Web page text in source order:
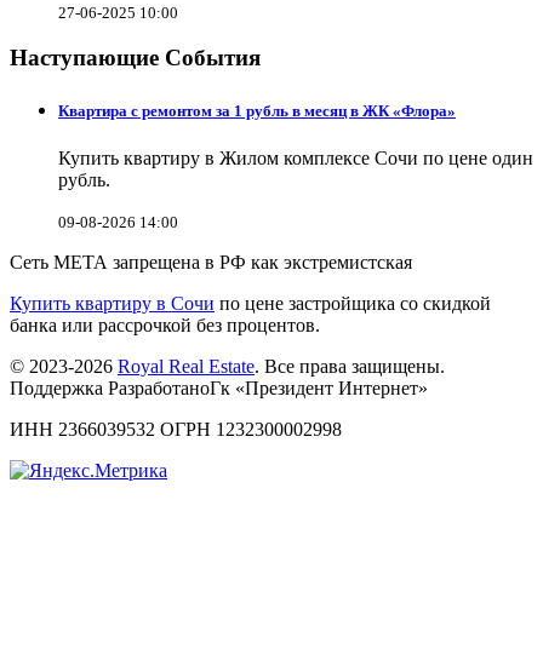
27-06-2025 10:00
Наступающие События
Квартира с ремонтом за 1 рубль в месяц в ЖК «Флора»
Купить квартиру в Жилом комплексе Сочи по цене один
рубль.
09-08-2026 14:00
Сеть МЕТА запрещена в РФ как экстремистская
Купить квартиру в Сочи по цене застройщика со скидкой
банка или рассрочкой без процентов.
© 2023-2026 Royal Real Estate. Все права защищены.
Поддержка РазработаноГк «Президент Интернет»
ИНН 2366039532 ОГРН 1232300002998